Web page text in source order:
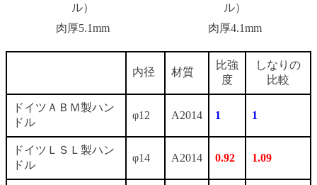
ル）
ル）
肉厚5.1mm
肉厚4.1mm
内径 材質
比強
度
しなりの
比較
ドイツＡＢＭ製ハン
ドル
φ12 A2014 1 1
ドイツＬＳＬ製ハン
ドル
φ14 A2014 0.92 1.09